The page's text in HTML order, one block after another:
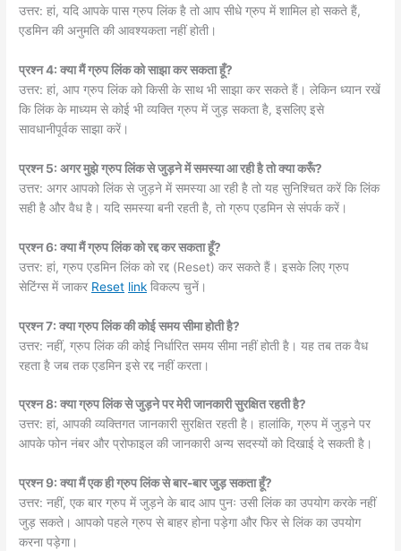
उत्तर: हां, यदि आपके पास ग्रुप लिंक है तो आप सीधे ग्रुप में शामिल हो सकते हैं,
एडमिन की अनुमति की आवश्यकता नहीं होती।
प्रश्न 4: क्या मैं ग्रुप लिंक को साझा कर सकता हूँ?
उत्तर: हां, आप ग्रुप लिंक को किसी के साथ भी साझा कर सकते हैं। लेकिन ध्यान रखें
कि लिंक के माध्यम से कोई भी व्यक्ति ग्रुप में जुड़ सकता है, इसलिए इसे
सावधानीपूर्वक साझा करें।
प्रश्न 5: अगर मुझे ग्रुप लिंक से जुड़ने में समस्या आ रही है तो क्या करूँ?
उत्तर: अगर आपको लिंक से जुड़ने में समस्या आ रही है तो यह सुनिश्चित करें कि लिंक
सही है और वैध है। यदि समस्या बनी रहती है, तो ग्रुप एडमिन से संपर्क करें।
प्रश्न 6: क्या मैं ग्रुप लिंक को रद्द कर सकता हूँ?
उत्तर: हां, ग्रुप एडमिन लिंक को रद्द (Reset) कर सकते हैं। इसके लिए ग्रुप
सेटिंग्स में जाकर Reset link विकल्प चुनें।
प्रश्न 7: क्या ग्रुप लिंक की कोई समय सीमा होती है?
उत्तर: नहीं, ग्रुप लिंक की कोई निर्धारित समय सीमा नहीं होती है। यह तब तक वैध
रहता है जब तक एडमिन इसे रद्द नहीं करता।
प्रश्न 8: क्या ग्रुप लिंक से जुड़ने पर मेरी जानकारी सुरक्षित रहती है?
उत्तर: हां, आपकी व्यक्तिगत जानकारी सुरक्षित रहती है। हालांकि, ग्रुप में जुड़ने पर
आपके फोन नंबर और प्रोफाइल की जानकारी अन्य सदस्यों को दिखाई दे सकती है।
प्रश्न 9: क्या मैं एक ही ग्रुप लिंक से बार-बार जुड़ सकता हूँ?
उत्तर: नहीं, एक बार ग्रुप में जुड़ने के बाद आप पुनः उसी लिंक का उपयोग करके नहीं
जुड़ सकते। आपको पहले ग्रुप से बाहर होना पड़ेगा और फिर से लिंक का उपयोग
करना पड़ेगा।